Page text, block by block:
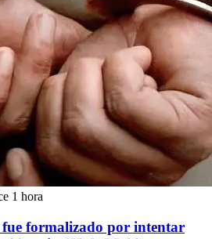
1 hora
fue formalizado por intentar